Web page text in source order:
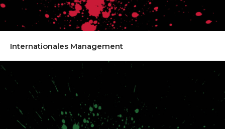
Internationales Management